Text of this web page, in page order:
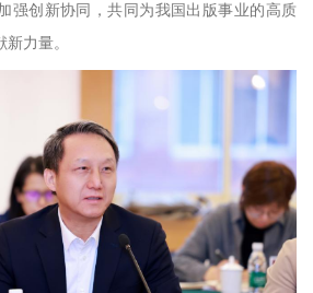
强创新协同，共同为我国出版事业的高质
力量。